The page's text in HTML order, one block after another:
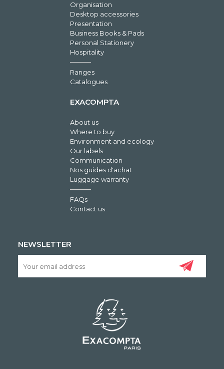
Organisation
Desktop accessories
Presentation
Business Books & Pads
Personal Stationery
Hospitality
Ranges
Catalogues
EXACOMPTA
About us
Where to buy
Environment and ecology
Our labels
Communication
Nos guides d'achat
Luggage warranty
FAQs
Contact us
NEWSLETTER